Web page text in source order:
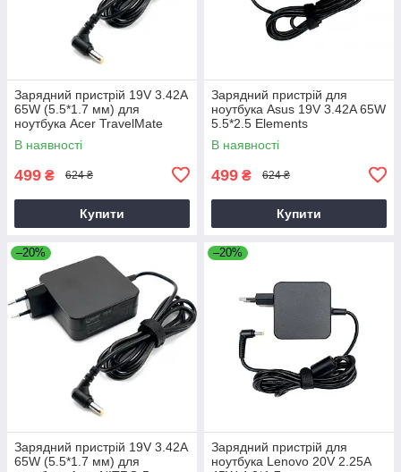
Зарядний пристрій 19V 3.42A
65W (5.5*1.7 мм) для
ноутбука Acer TravelMate
P2510-G2-M
В наявності
499 ₴ 624 ₴
Купити
Зарядний пристрій для
ноутбука Asus 19V 3.42A 65W
5.5*2.5 Elements
В наявності
499 ₴ 624 ₴
Купити
–20%
Зарядний пристрій 19V 3.42A
65W (5.5*1.7 мм) для
–20%
Зарядний пристрій для
ноутбука Lenovo 20V 2.25A